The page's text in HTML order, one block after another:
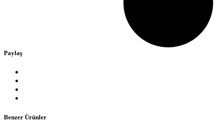
Paylaş
Benzer Ürünler